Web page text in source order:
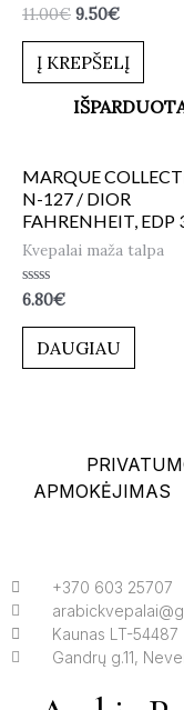
Įvertinimas:
0
iš
11.00€ 9.50€
Į KREPŠELĮ
MARQUE
N-127 / DIOR
FAHRENHEIT, EDP
Kvepalai maža talpa
Įvertinimas:
iš
6.80€
DAUGIAU
APMOKĖJIMAS
+370 603 25707
Kaunas LT-54487
Gandrų g.11,